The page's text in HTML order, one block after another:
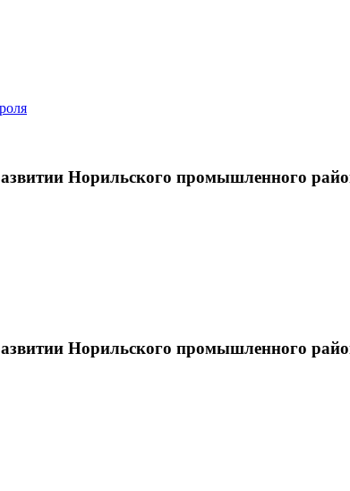
Норильского промышленного
Норильского промышленного